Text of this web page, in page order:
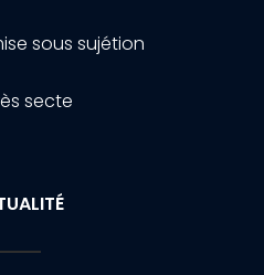
sous sujétion
secte